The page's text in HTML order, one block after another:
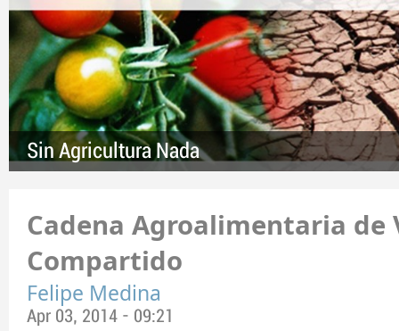
Sin Agricultura Nada
Cadena Agroalimentaria de
Compartido
Felipe Medina
Apr 03, 2014 - 09:21